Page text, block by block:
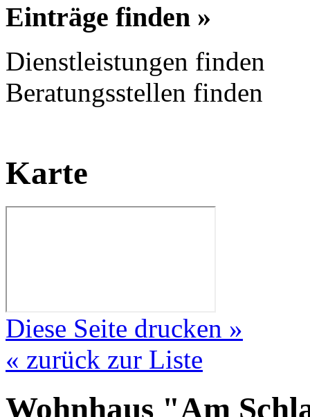
Einträge finden »
Dienstleistungen finden
Beratungsstellen finden
Karte
Diese Seite drucken »
« zurück zur Liste
Wohnhaus "Am